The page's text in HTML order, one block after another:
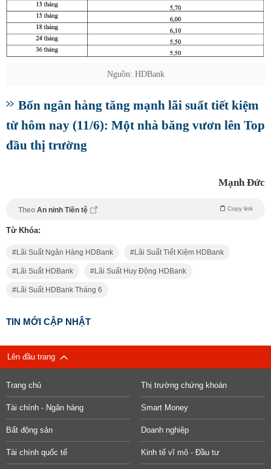
Nguồn: HDBank
Bốn ngân hàng tăng mạnh lãi suất tiết kiệm
từ hôm nay (11/6): Một nhà băng vươn lên Top
đầu thị trường
Mạnh Đức
Theo An ninh Tiền tệ Copy link
Từ Khóa:
Lãi Suất Ngân Hàng HDBank Lãi Suất Tiết Kiệm HDBank
Lãi Suất HDBank Lãi Suất Huy Động HDBank
Lãi Suất HDBank Tháng 6
TIN MỚI CẬP NHẬT
Lên đầu trang
Trang chủ Thị trường chứng khoán
Tài chính - Ngân hàng Smart Money
Bất động sản Doanh nghiệp
Tài chính quốc tế Kinh tế vĩ mô - Đầu tư